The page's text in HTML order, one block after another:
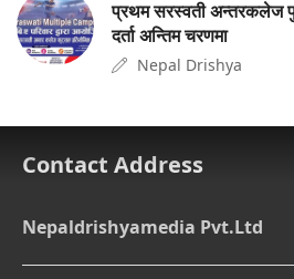
प्रथम सरस्वती अन्तरकलेज
दर्ता अन्तिम चरणमा
Nepal Drishya
Contact Address
Nepaldrishyamedia Pvt.Ltd